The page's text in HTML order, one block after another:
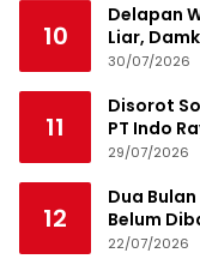
10
Delapan
Liar,
30/07/2026
11
Disorot
PT Indo
29/07/2026
12
Dua
Belum
22/07/2026